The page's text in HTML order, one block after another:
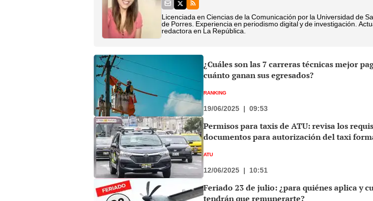
Licenciada en Ciencias de la Comunicación por la Universidad de
de Porres. Experiencia en periodismo digital y de investigación.
redactora en La República.
¿Cuáles son las 7 carreras técnicas mejor
cuánto ganan sus egresados?
RANKING
19/06/2025 | 09:53
Permisos para taxis de ATU: revisa los
documentos para autorización del taxi
ATU
12/06/2025 | 10:51
Feriado 23 de julio: ¿para quiénes aplica y
tendrán que remunerarte?